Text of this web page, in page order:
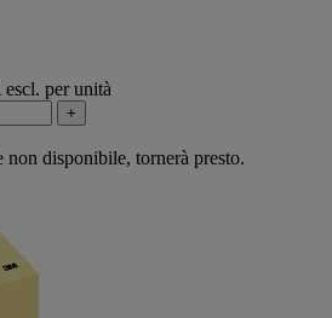
per unità
+
non disponibile, tornerà presto.